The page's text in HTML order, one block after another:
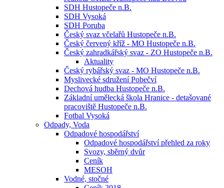
SDH Hustopeče n.B.
SDH Vysoká
SDH Poruba
Český svaz včelařů Hustopeče n.B.
Český červený kříž - MO Hustopeče n.B.
Český zahradkářský svaz - ZO Hustopeče n.B.
Aktuality
Český rybářský svaz - MO Hustopeče n.B.
Myslivecké sdružení Pobečví
Dechová hudba Hustopeče n.B.
Základní umělecká škola Hranice - detašované
pracoviště Hustopeče n.B.
Fotbal Vysoká
Odpady, Voda
Odpadové hospodářství
Odpadové hospodářství přehled za roky
Svozy, sběrný dvůr
Ceník
MESOH
Vodné, stočné